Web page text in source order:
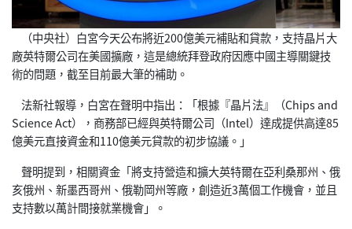
（中央社）白宮今天公布將近200億美元補貼和貸款，支持晶片大
廠英特爾公司在美國擴廠，這是總統拜登政府因應中國主導關鍵技
術的問題，截至目前最大筆的補助。
法新社報導，白宮在聲明中指出：「根據『晶片法』（Chips and
Science Act），商務部已經與英特爾公司（Intel）達成提供高達85
億美元直接資金和110億美元貸款的初步協議。」
聲明提到，相關資金「將支持營造和擴大英特爾在亞利桑那州、俄
亥俄州、新墨西哥州、俄勒岡州等廠，創造近3萬個工作機會，並且
支持數以萬計間接就業機會」。